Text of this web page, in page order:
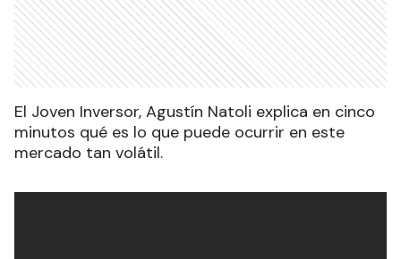
El Joven Inversor, Agustín Natoli explica en cinco
minutos qué es lo que puede ocurrir en este
mercado tan volátil.